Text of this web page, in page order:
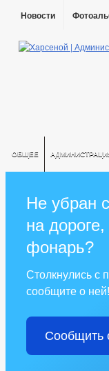
Новости
ОБЩЕЕ
Не убран
на дороге,
фонарь?
Столкнулись с
сообщите о ней!
Сообщить